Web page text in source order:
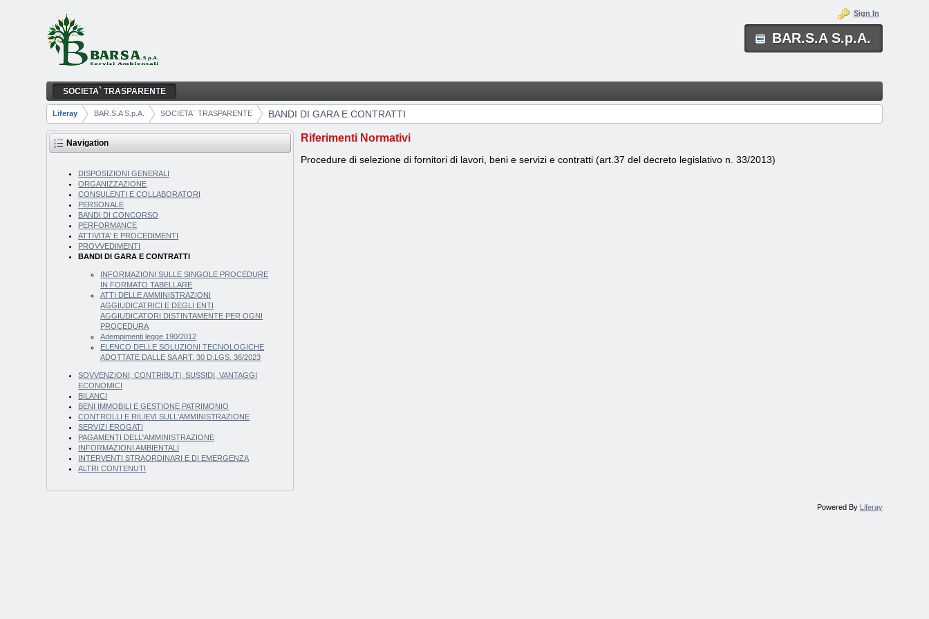
BAR.S.A S.p.A.
BANDI DI GARA E CONTRATTI
Sign In
Navigation
SOCIETA` TRASPARENTE
Breadcrumbs
Liferay BAR.S.A S.p.A. SOCIETA` TRASPARENTE BANDI DI GARA E CONTRATTI
Navigation
DISPOSIZIONI GENERALI
ORGANIZZAZIONE
CONSULENTI E COLLABORATORI
PERSONALE
BANDI DI CONCORSO
PERFORMANCE
ATTIVITA' E PROCEDIMENTI
PROVVEDIMENTI
BANDI DI GARA E CONTRATTI
INFORMAZIONI SULLE SINGOLE PROCEDURE
IN FORMATO TABELLARE
ATTI DELLE AMMINISTRAZIONI
AGGIUDICATRICI E DEGLI ENTI
AGGIUDICATORI DISTINTAMENTE PER OGNI
PROCEDURA
Adempimenti legge 190/2012
ELENCO DELLE SOLUZIONI TECNOLOGICHE
ADOTTATE DALLE SA ART. 30 D.LGS. 36/2023
SOVVENZIONI, CONTRIBUTI, SUSSIDI, VANTAGGI
ECONOMICI
BILANCI
BENI IMMOBILI E GESTIONE PATRIMONIO
CONTROLLI E RILIEVI SULL'AMMINISTRAZIONE
SERVIZI EROGATI
PAGAMENTI DELL'AMMINISTRAZIONE
INFORMAZIONI AMBIENTALI
INTERVENTI STRAORDINARI E DI EMERGENZA
ALTRI CONTENUTI
Riferimenti Normativi
Procedure di selezione di fornitori di lavori, beni e servizi e contratti (art.37 del decreto legislativo n. 33/2013)
Powered By Liferay